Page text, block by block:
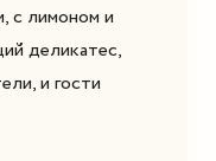
с лимоном и
деликатес,
и гости